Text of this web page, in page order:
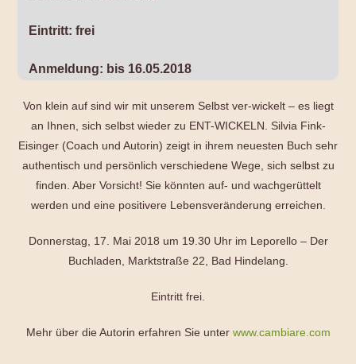
Eintritt: frei
Anmeldung: bis 16.05.2018
Von klein auf sind wir mit unserem Selbst ver-wickelt – es liegt
an Ihnen, sich selbst wieder zu ENT-WICKELN. Silvia Fink-
Eisinger (Coach und Autorin) zeigt in ihrem neuesten Buch sehr
authentisch und persönlich verschiedene Wege, sich selbst zu
finden. Aber Vorsicht! Sie könnten auf- und wachgerüttelt
werden und eine positivere Lebensveränderung erreichen.
Donnerstag, 17. Mai 2018 um 19.30 Uhr im Leporello – Der
Buchladen, Marktstraße 22, Bad Hindelang.
Eintritt frei.
Mehr über die Autorin erfahren Sie unter www.cambiare.com